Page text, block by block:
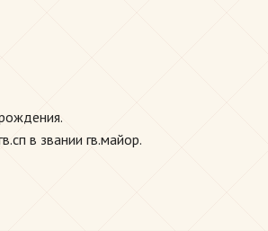
в звании гв.майор.